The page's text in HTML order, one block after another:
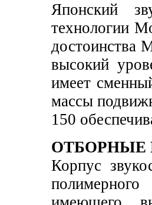
Японский
технологии
достоинства
высокий
имеет
массы
150
ОТБОРНЫЕ
Корпус